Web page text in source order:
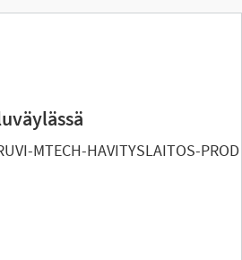
MTECH-HAVITYSLAITOS-PROD